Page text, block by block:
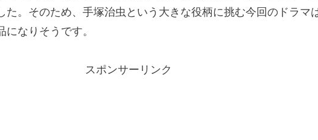
た。そのため、手塚治虫という大きな役柄に挑む今回のドラマ
になりそうです。
スポンサーリンク